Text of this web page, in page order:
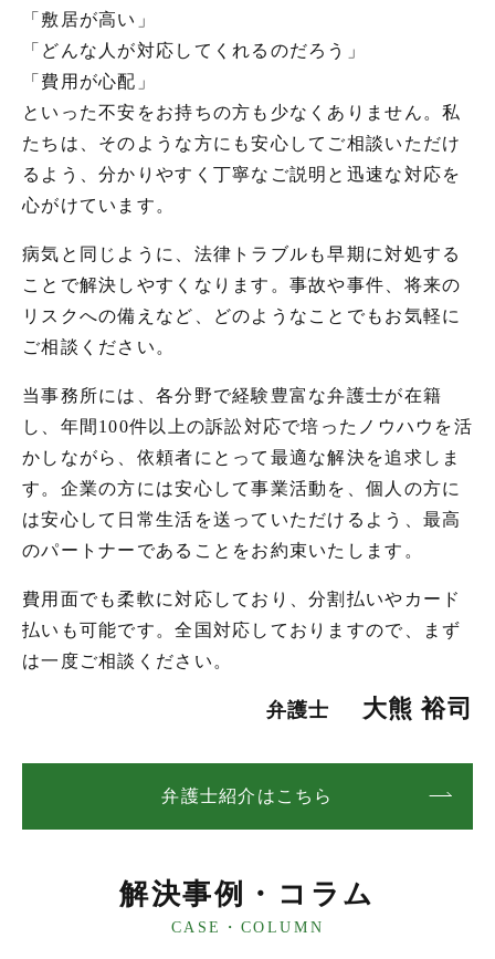
「敷居が高い」
「どんな人が対応してくれるのだろう」
「費用が心配」
といった不安をお持ちの方も少なくありません。私
たちは、そのような方にも安心してご相談いただけ
るよう、分かりやすく丁寧なご説明と迅速な対応を
心がけています。
病気と同じように、法律トラブルも早期に対処する
ことで解決しやすくなります。事故や事件、将来の
リスクへの備えなど、どのようなことでもお気軽に
ご相談ください。
当事務所には、各分野で経験豊富な弁護士が在籍
し、年間100件以上の訴訟対応で培ったノウハウを活
かしながら、依頼者にとって最適な解決を追求しま
す。企業の方には安心して事業活動を、個人の方に
は安心して日常生活を送っていただけるよう、最高
のパートナーであることをお約束いたします。
費用面でも柔軟に対応しており、分割払いやカード
払いも可能です。全国対応しておりますので、まず
は一度ご相談ください。
弁護士 大熊 裕司
弁護士紹介はこちら
解決事例・コラム
CASE・COLUMN